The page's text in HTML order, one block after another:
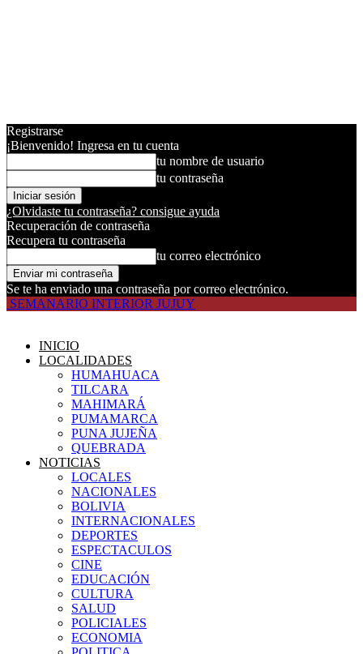
Registrarse
¡Bienvenido! Ingresa en tu cuenta
tu nombre de usuario
tu contraseña
¿Olvidaste tu contraseña? consigue ayuda
Recuperación de contraseña
Recupera tu contraseña
tu correo electrónico
Se te ha enviado una contraseña por correo electrónico.
SEMANARIO INTERIOR JUJUY
INICIO
LOCALIDADES
HUMAHUACA
TILCARA
MAHIMARÁ
PUMAMARCA
PUNA JUJEÑA
QUEBRADA
NOTICIAS
LOCALES
NACIONALES
BOLIVIA
INTERNACIONALES
DEPORTES
ESPECTACULOS
CINE
EDUCACIÓN
CULTURA
SALUD
POLICIALES
ECONOMIA